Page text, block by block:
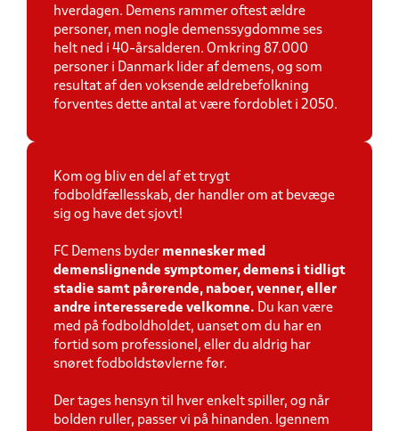
hverdagen. Demens rammer oftest ældre
personer, men nogle demenssygdomme ses
helt ned i 40-årsalderen. Omkring 87.000
personer i Danmark lider af demens, og som
resultat af den voksende ældrebefolkning
forventes dette antal at være fordoblet i 2050.
Kom og bliv en del af et trygt
fodboldfællesskab, der handler om at bevæge
sig og have det sjovt!
FC Demens byder mennesker med
demenslignende symptomer, demens i tidligt
stadie samt pårørende, naboer, venner, eller
andre interesserede velkomne. Du kan være
med på fodboldholdet, uanset om du har en
fortid som professionel, eller du aldrig har
snøret fodboldstøvlerne før.
Der tages hensyn til hver enkelt spiller, og når
bolden ruller, passer vi på hinanden. Igennem